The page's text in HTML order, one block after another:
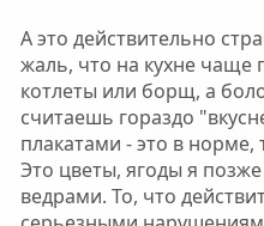
А это действительно
жаль, что на кухне чаще
котлеты или борщ, а
считаешь гораздо
плакатами - это в норме,
Это цветы, ягоды я
ведрами. То, что